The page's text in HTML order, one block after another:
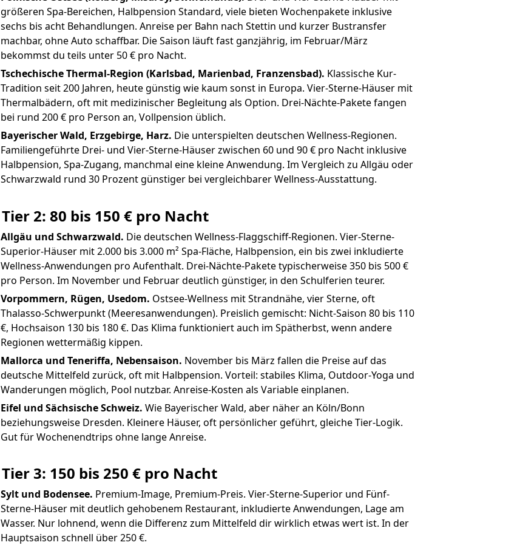
größeren Spa-Bereichen, Halbpension Standard, viele bieten Wochenpakete inklusive
sechs bis acht Behandlungen. Anreise per Bahn nach Stettin und kurzer Bustransfer
machbar, ohne Auto schaffbar. Die Saison läuft fast ganzjährig, im Februar/März
bekommst du teils unter 50 € pro Nacht.
Tschechische Thermal-Region (Karlsbad, Marienbad, Franzensbad). Klassische Kur-
Tradition seit 200 Jahren, heute günstig wie kaum sonst in Europa. Vier-Sterne-Häuser mit
Thermalbädern, oft mit medizinischer Begleitung als Option. Drei-Nächte-Pakete fangen
bei rund 200 € pro Person an, Vollpension üblich.
Bayerischer Wald, Erzgebirge, Harz. Die unterspielten deutschen Wellness-Regionen.
Familiengeführte Drei- und Vier-Sterne-Häuser zwischen 60 und 90 € pro Nacht inklusive
Halbpension, Spa-Zugang, manchmal eine kleine Anwendung. Im Vergleich zu Allgäu oder
Schwarzwald rund 30 Prozent günstiger bei vergleichbarer Wellness-Ausstattung.
Tier 2: 80 bis 150 € pro Nacht
Allgäu und Schwarzwald. Die deutschen Wellness-Flaggschiff-Regionen. Vier-Sterne-
Superior-Häuser mit 2.000 bis 3.000 m² Spa-Fläche, Halbpension, ein bis zwei inkludierte
Wellness-Anwendungen pro Aufenthalt. Drei-Nächte-Pakete typischerweise 350 bis 500 €
pro Person. Im November und Februar deutlich günstiger, in den Schulferien teurer.
Vorpommern, Rügen, Usedom. Ostsee-Wellness mit Strandnähe, vier Sterne, oft
Thalasso-Schwerpunkt (Meeresanwendungen). Preislich gemischt: Nicht-Saison 80 bis 110
€, Hochsaison 130 bis 180 €. Das Klima funktioniert auch im Spätherbst, wenn andere
Regionen wettermäßig kippen.
Mallorca und Teneriffa, Nebensaison. November bis März fallen die Preise auf das
deutsche Mittelfeld zurück, oft mit Halbpension. Vorteil: stabiles Klima, Outdoor-Yoga und
Wanderungen möglich, Pool nutzbar. Anreise-Kosten als Variable einplanen.
Eifel und Sächsische Schweiz. Wie Bayerischer Wald, aber näher an Köln/Bonn
beziehungsweise Dresden. Kleinere Häuser, oft persönlicher geführt, gleiche Tier-Logik.
Gut für Wochenendtrips ohne lange Anreise.
Tier 3: 150 bis 250 € pro Nacht
Sylt und Bodensee. Premium-Image, Premium-Preis. Vier-Sterne-Superior und Fünf-
Sterne-Häuser mit deutlich gehobenem Restaurant, inkludierte Anwendungen, Lage am
Wasser. Nur lohnend, wenn die Differenz zum Mittelfeld dir wirklich etwas wert ist. In der
Hauptsaison schnell über 250 €.